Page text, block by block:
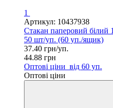
1
Артикул: 10437938
Стакан паперовий
50 шт/уп. (60 уп./ящик)
37.40 грн/уп.
44.88 грн
Оптові ціни від 60 уп.
Оптові ціни